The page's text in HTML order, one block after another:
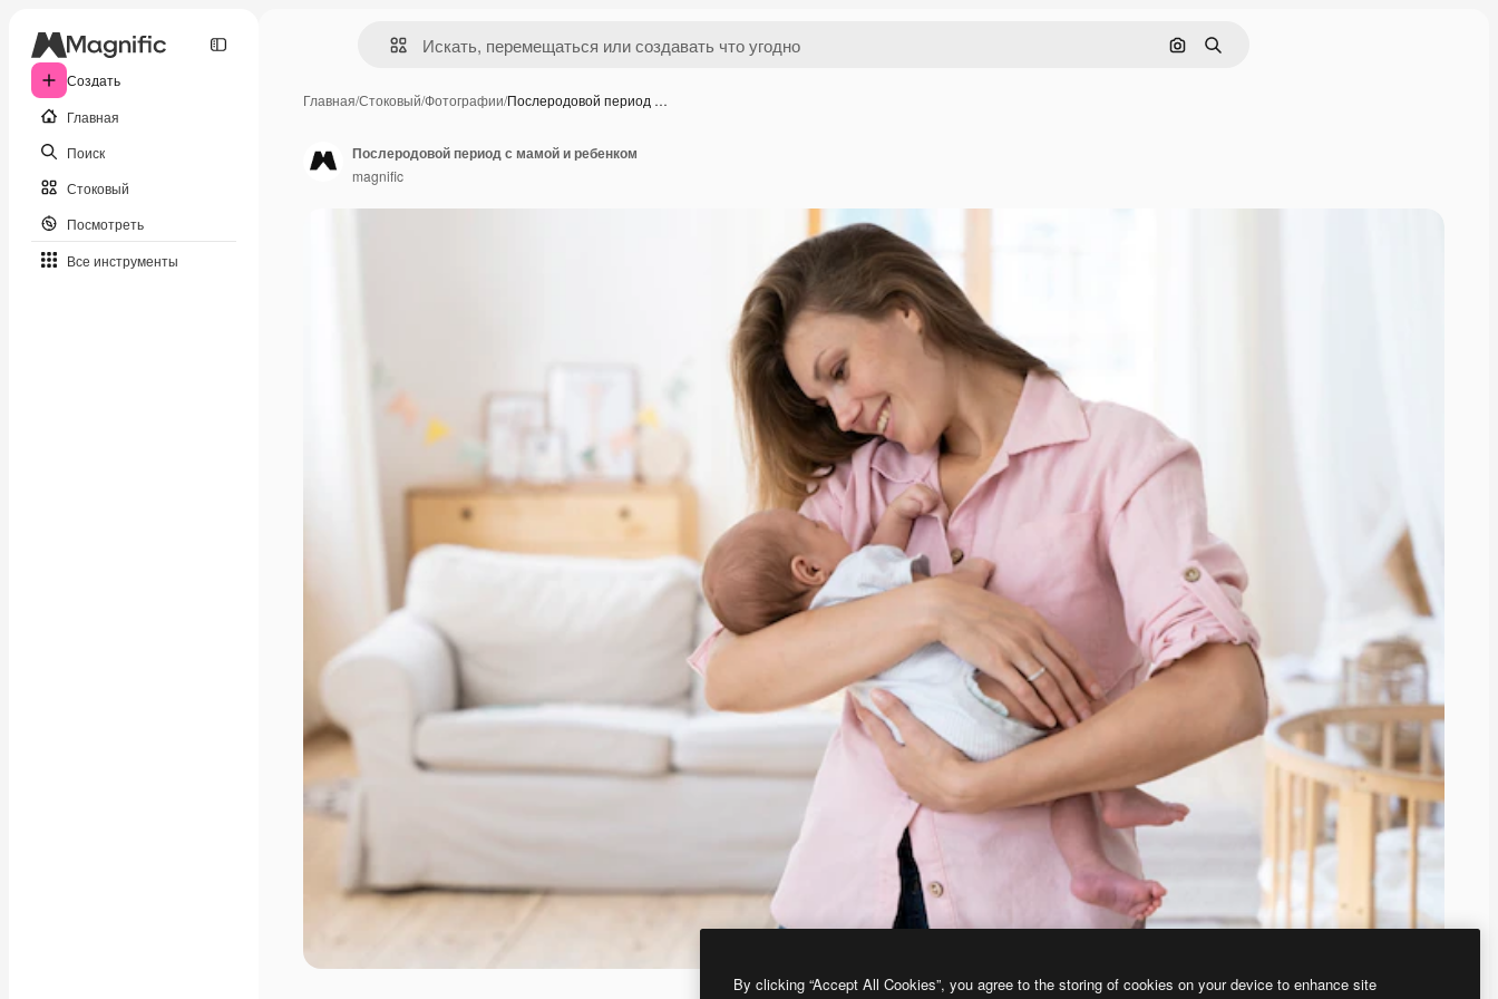
Создать
Главная
Поиск
Стоковый
Посмотреть
Все инструменты
Поиск по изображению
Поиск
Главная/Стоковый/Фотографии/Послеродовой период …
Послеродовой период с мамой и ребенком
magnific
By clicking “Accept All Cookies”, you agree to the storing of cookies on your device to enhance site